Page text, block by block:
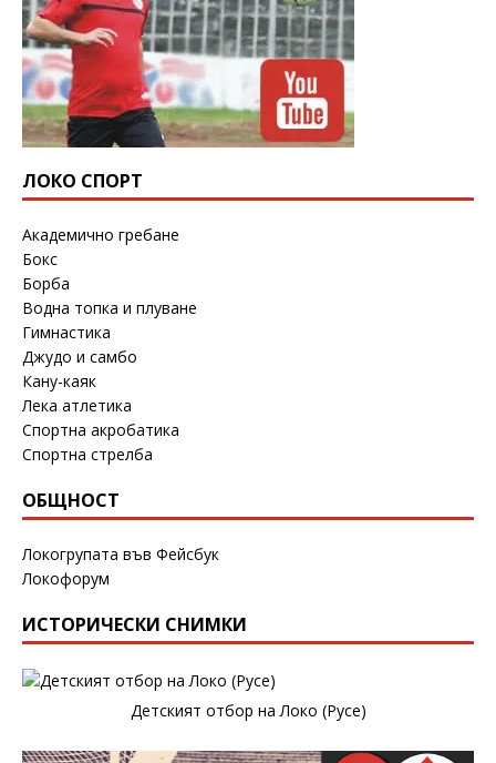
ЛОКО СПОРТ
Академично гребане
Бокс
Борба
Водна топка и плуване
Гимнастика
Джудо и самбо
Кану-каяк
Лека атлетика
Спортна акробатика
Спортна стрелба
ОБЩНОСТ
Локогрупата във Фейсбук
Локофорум
ИСТОРИЧЕСКИ СНИМКИ
Детският отбор на Локо (Русе)